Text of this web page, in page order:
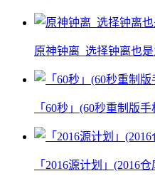
原神钟离_选择钟离也
「60秒」(60秒重制版
「2016源计划」(2016